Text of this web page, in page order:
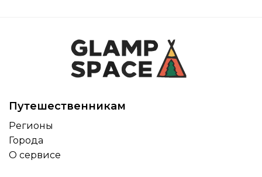
Путешественникам
Регионы
Города
О сервисе